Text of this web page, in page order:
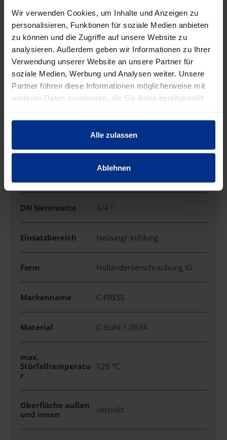
Wir verwenden Cookies, um Inhalte und Anzeigen zu
personalisieren, Funktionen für soziale Medien anbieten
zu können und die Zugriffe auf unsere Website zu
analysieren. Außerdem geben wir Informationen zu Ihrer
Verwendung unserer Website an unsere Partner für
soziale Medien, Werbung und Analysen weiter. Unsere
Partner führen diese Informationen möglicherweise mit
weiteren Daten zusammen, die Sie ihnen bereitgestellt
gesammelt haben.
Alle zulassen
Ablehnen
EIGENSCHAFTEN
Ausführung Muffe/Gewinde
Außendurchmess
er
22 mm
DN 20
DN Abgang 25 mm
DN Nennweite 3/4 "
Einsatzbereich Heizung/-kühlung
Form Holländerverschraubung IG
Markenname C-PRESS
Material C-Stahl 1.0034
max.
Störfalltemperatu
r
120 °C
Oberfläche außen
und innen
verzinkt